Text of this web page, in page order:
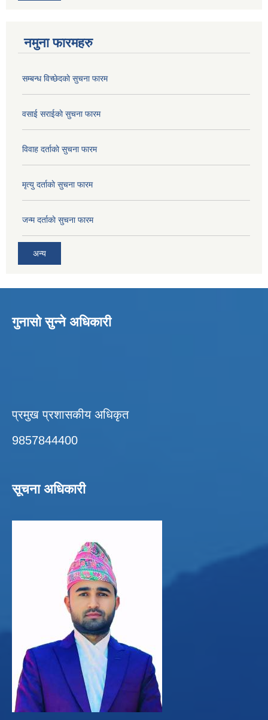
नमुना फारमहरु
सम्बन्ध विच्छेदकाे सुचना फारम
वसाई सराईकाे सुचना फारम
विवाह दर्ताकाे सुचना फारम
मृत्यु दर्ताकाे सुचना फारम
जन्म दर्ताकाे सुचना फारम
अन्य
गुनासो सुन्ने अधिकारी
प्रमुख प्रशासकीय अधिकृत
9857844400
सूचना अधिकारी